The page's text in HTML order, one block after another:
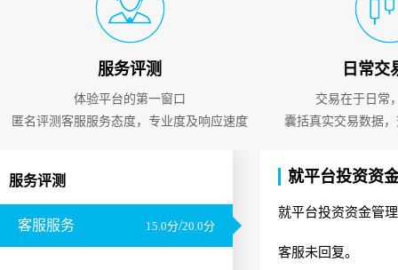
服务评测
体验平台的第一窗口
匿名评测客服服务态度，专业度及响应速度
日常交
交易在于日常
囊括真实交易数据
服务评测
客服服务 15.0分/20.0分
就平台投资资
就平台投资资金管
客服未回复。